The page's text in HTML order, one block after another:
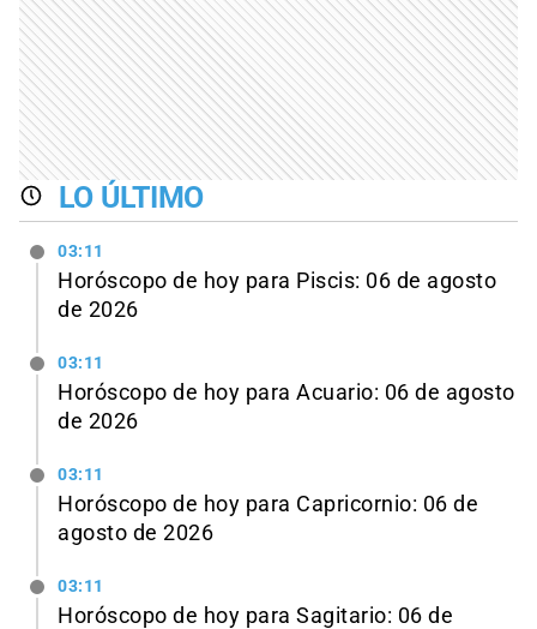
LO ÚLTIMO
03:11
Horóscopo de hoy para Piscis: 06 de agosto
de 2026
03:11
Horóscopo de hoy para Acuario: 06 de agosto
de 2026
03:11
Horóscopo de hoy para Capricornio: 06 de
agosto de 2026
03:11
Horóscopo de hoy para Sagitario: 06 de